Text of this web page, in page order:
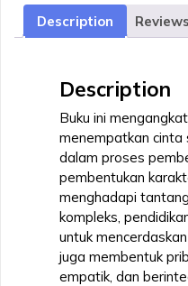
Pembentukan
Karakter
Description
Description
Buku ini
menempatkan
dalam proses
pembentukan
menghadapi
kompleks,
untuk
juga membentuk
empatik, dan